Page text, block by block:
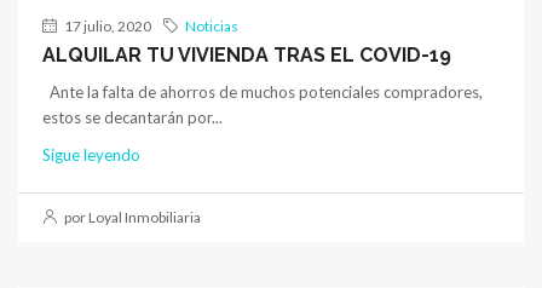
17 julio, 2020 Noticias
ALQUILAR TU VIVIENDA TRAS EL COVID-19
Ante la falta de ahorros de muchos potenciales compradores,
estos se decantarán por...
Sigue leyendo
por Loyal Inmobiliaria